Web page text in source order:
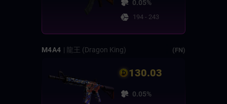
0.05%
194 - 243
M4A4 | 龍王 (Dragon King) (FN)
130.03
0.05%